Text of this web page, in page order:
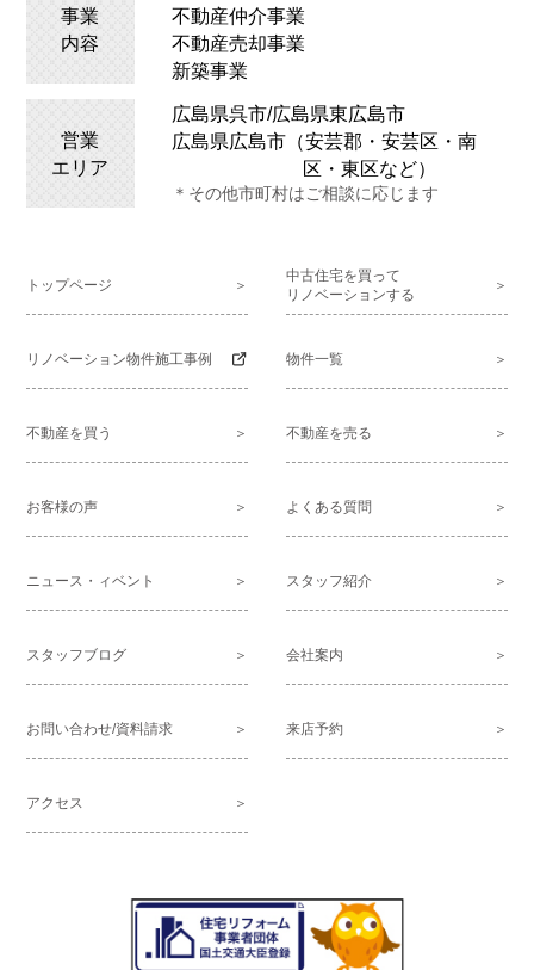
事業
内容
不動産仲介事業
不動産売却事業
新築事業
営業
エリア
広島県呉市/広島県東広島市
広島県広島市（安芸郡・安芸区・南
区・東区など）
＊その他市町村はご相談に応じます
トップページ
中古住宅を買って
リノベーションする
リノベーション物件施工事例 物件一覧
不動産を買う 不動産を売る
お客様の声 よくある質問
ニュース・ィベント スタッフ紹介
スタッフブログ 会社案内
お問い合わせ/資料請求 来店予約
アクセス